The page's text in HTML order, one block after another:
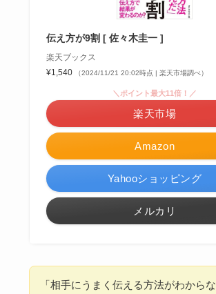
伝え方が9割 [ 佐々木圭一 ]
楽天ブックス
¥1,540
（2024/11/21 20:02時点 | 楽天市場調べ）
Amazon
＼ポイント最大11倍！／
楽天市場
Yahooショッピング
メルカリ
「相手にうまく伝える方法がわからな